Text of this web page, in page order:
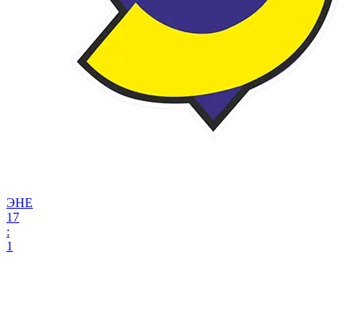
ЭНЕ
17
:
1